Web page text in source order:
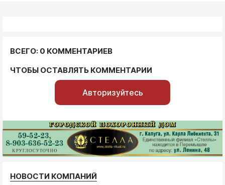
ВСЕГО: 0 КОММЕНТАРИЕВ
ЧТОБЫ ОСТАВЛЯТЬ КОММЕНТАРИИ
Авторизуйтесь
НОВОСТИ КОМПАНИЙ